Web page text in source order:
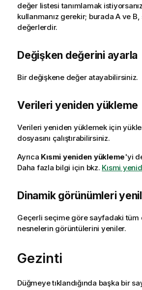
değer listesi tanımlamak istiyorsanız
kullanmanız gerekir; burada A ve
değerlerdir.
Değişken değerini ayarla
Bir değişkene değer atayabilirsiniz.
Verileri yeniden yükleme
Verileri yeniden yüklemek için
dosyasını çalıştırabilirsiniz.
Ayrıca Kısmi yeniden yükleme'yi
Daha fazla bilgi için bkz. Kısmi
Dinamik görünümleri
Geçerli seçime göre sayfadaki tüm
nesnelerin görüntülerini yeniler.
Gezinti
Düğmeye tıklandığında başka bir